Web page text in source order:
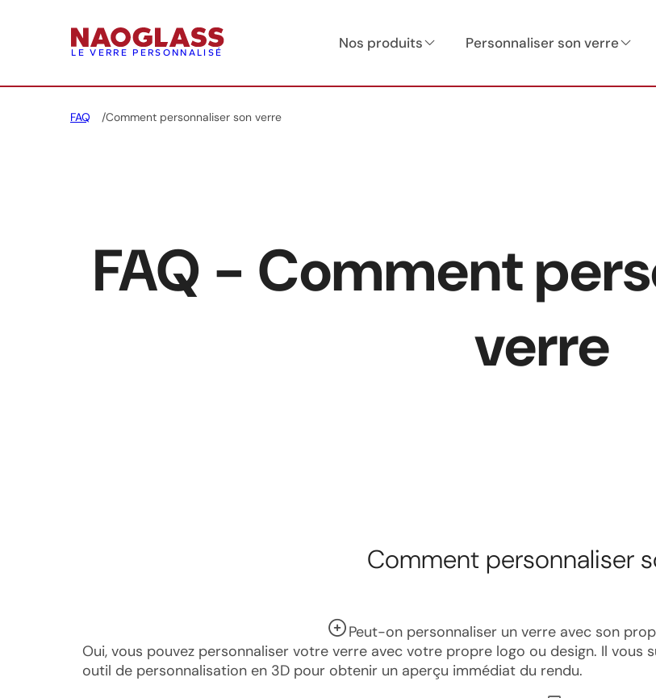
LE VERRE PERSONNALISÉ
Nos produits Personnaliser son verre
FAQ Comment personnaliser son verre
FAQ - Comment
verre
Comment personnaliser
Peut-on personnaliser un verre avec son
Oui, vous pouvez personnaliser votre verre avec votre propre logo ou design. Il
outil de personnalisation en 3D pour obtenir un aperçu immédiat du rendu.